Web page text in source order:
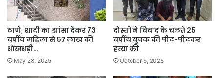
ठाणे, शादी का झांसा देकर 73
वर्षीय महिला से 57 लाख की
धोखधड़ी…
May 28, 2025
दोस्तों ने विवाद के चलते 25
वर्षीय युवक की पीट-पीटकर
हत्या की
October 5, 2025